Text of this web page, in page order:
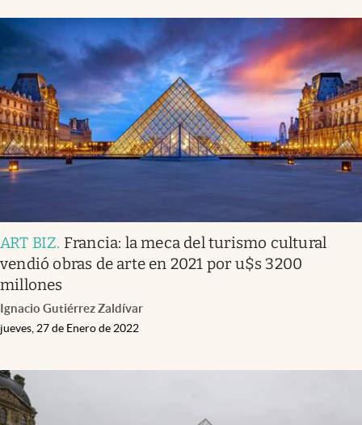
ART BIZ. Francia: la meca del turismo cultural
vendió obras de arte en 2021 por u$s 3200
millones
Ignacio Gutiérrez Zaldívar
jueves, 27 de Enero de 2022